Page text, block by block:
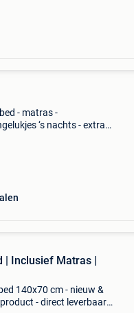
- matras -
‘s nachts - extra
| Inclusief Matras |
140x70 cm - nieuw &
- direct leverbaar